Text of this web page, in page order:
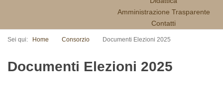
Amministrazione Trasparente
Contatti
Sei qui: Home Consorzio Documenti Elezioni 2025
Documenti Elezioni 2025